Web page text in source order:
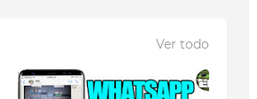
Ver todo